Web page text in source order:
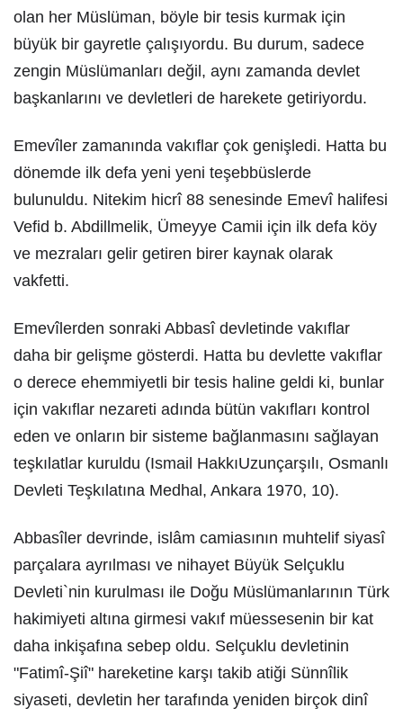
olan her Müslüman, böyle bir tesis kurmak için
büyük bir gayretle çalışıyordu. Bu durum, sadece
zengin Müslümanları değil, aynı zamanda devlet
başkanlarını ve devletleri de harekete getiriyordu.
Emevîler zamanında vakıflar çok genişledi. Hatta bu
dönemde ilk defa yeni yeni teşebbüslerde
bulunuldu. Nitekim hicrî 88 senesinde Emevî halifesi
Vefid b. Abdillmelik, Ümeyye Camii için ilk defa köy
ve mezraları gelir getiren birer kaynak olarak
vakfetti.
Emevîlerden sonraki Abbasî devletinde vakıflar
daha bir gelişme gösterdi. Hatta bu devlette vakıflar
o derece ehemmiyetli bir tesis haline geldi ki, bunlar
için vakıflar nezareti adında bütün vakıfları kontrol
eden ve onların bir sisteme bağlanmasını sağlayan
teşkılatlar kuruldu (Ismail HakkıUzunçarşılı, Osmanlı
Devleti Teşkılatına Medhal, Ankara 1970, 10).
Abbasîler devrinde, islâm camiasının muhtelif siyasî
parçalara ayrılması ve nihayet Büyük Selçuklu
Devleti`nin kurulması ile Doğu Müslümanlarının Türk
hakimiyeti altına girmesi vakıf müessesenin bir kat
daha inkişafına sebep oldu. Selçuklu devletinin
"Fatimî-Şiî" hareketine karşı takib atiği Sünnîlik
siyaseti, devletin her tarafında yeniden birçok dinî